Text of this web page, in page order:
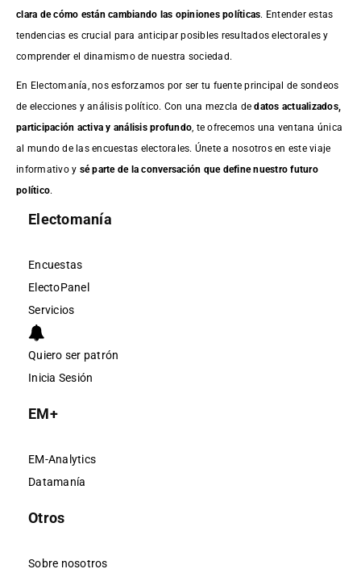
clara de cómo están cambiando las opiniones políticas. Entender estas
tendencias es crucial para anticipar posibles resultados electorales y
comprender el dinamismo de nuestra sociedad.
En Electomanía, nos esforzamos por ser tu fuente principal de sondeos
de elecciones y análisis político. Con una mezcla dedatos actualizados,
participación activa y análisis profundo , te ofrecemos una ventana única
al mundo de las encuestas electorales. Únete a nosotros en este viaje
informativo y sé parte de la conversación que define nuestro futuro
político.
Electomanía
Encuestas
ElectoPanel
Servicios
Quiero ser patrón
Inicia Sesión
EM+
EM-Analytics
Datamanía
Otros
Sobre nosotros